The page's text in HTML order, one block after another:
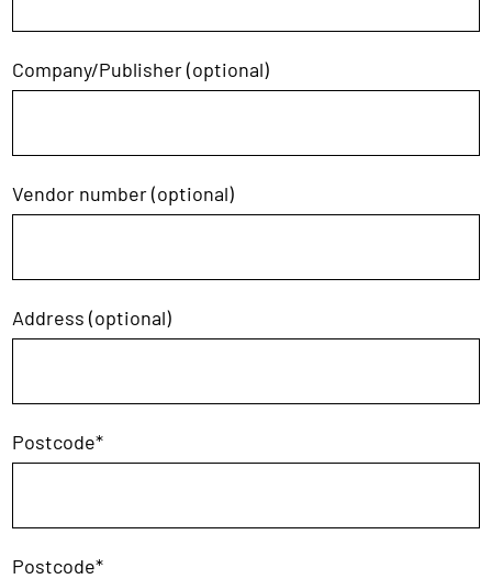
Company/Publisher (optional)
Vendor number (optional)
Address (optional)
Postcode*
Postcode*